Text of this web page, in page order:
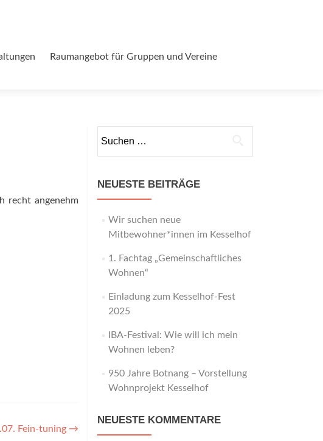
Raumangebot für Gruppen und Vereine
recht angenehm
Fein-tuning →
nach:
NEUESTE BEITRÄGE
Wir suchen neue
Mitbewohner*innen im Kesselhof
1. Fachtag „Gemeinschaftliches
Wohnen“
Einladung zum Kesselhof-Fest
2025
IBA-Festival: Wie will ich mein
Wohnen leben?
950 Jahre Botnang – Vorstellung
Wohnprojekt Kesselhof
NEUESTE KOMMENTARE